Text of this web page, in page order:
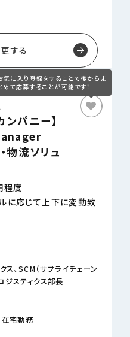
する
ンパニー】
物流ソリュ
程度
に応じて上下に変動致
ス SCM（サプライチェーン
ジスティクス部長
在宅勤務